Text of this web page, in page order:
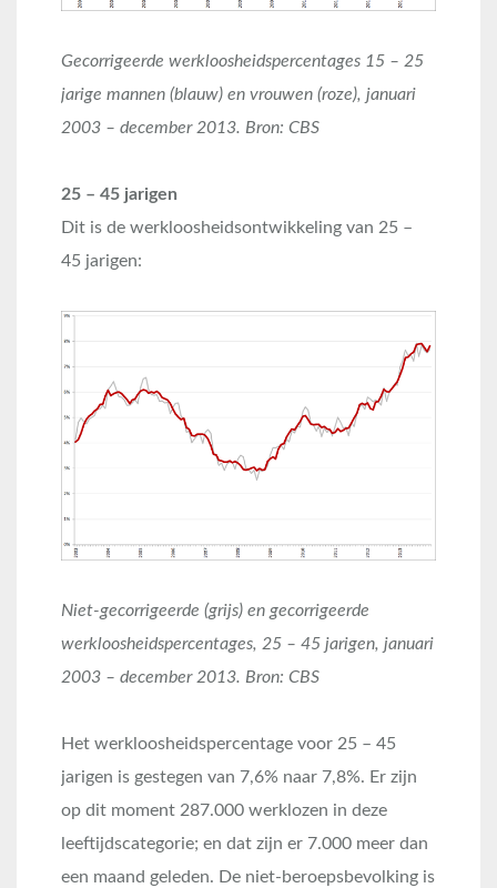
Gecorrigeerde werkloosheidspercentages 15 – 25
jarige mannen (blauw) en vrouwen (roze), januari
2003 – december 2013. Bron: CBS
25 – 45 jarigen
Dit is de werkloosheidsontwikkeling van 25 –
45 jarigen:
Niet-gecorrigeerde (grijs) en gecorrigeerde
werkloosheidspercentages, 25 – 45 jarigen, januari
2003 – december 2013. Bron: CBS
Het werkloosheidspercentage voor 25 – 45
jarigen is gestegen van 7,6% naar 7,8%. Er zijn
op dit moment 287.000 werklozen in deze
leeftijdscategorie; en dat zijn er 7.000 meer dan
een maand geleden. De niet-beroepsbevolking is